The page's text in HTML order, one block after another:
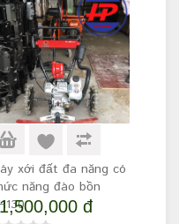
xới đất đa năng có
năng đào bồn
đ